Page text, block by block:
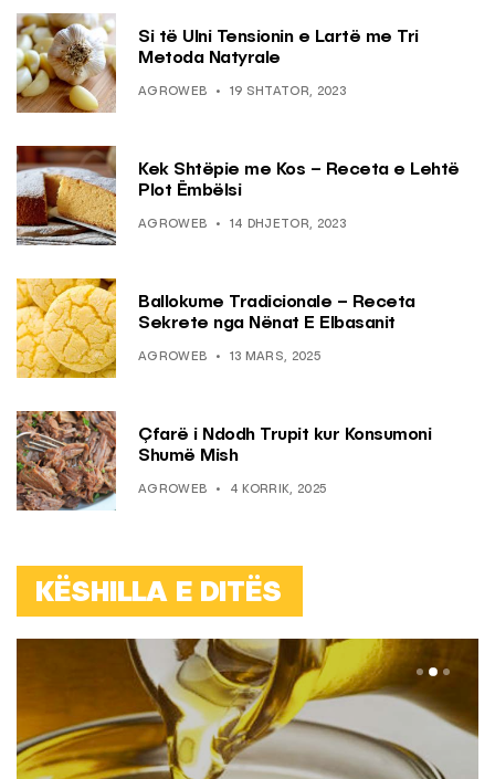
Si të Ulni Tensionin e Lartë me Tri
Metoda Natyrale
AGROWEB 19 SHTATOR, 2023
Kek Shtëpie me Kos – Receta e Lehtë
Plot Ëmbëlsi
AGROWEB 14 DHJETOR, 2023
Ballokume Tradicionale – Receta
Sekrete nga Nënat E Elbasanit
AGROWEB 13 MARS, 2025
Çfarë i Ndodh Trupit kur Konsumoni
Shumë Mish
AGROWEB 4 KORRIK, 2025
KËSHILLA E DITËS